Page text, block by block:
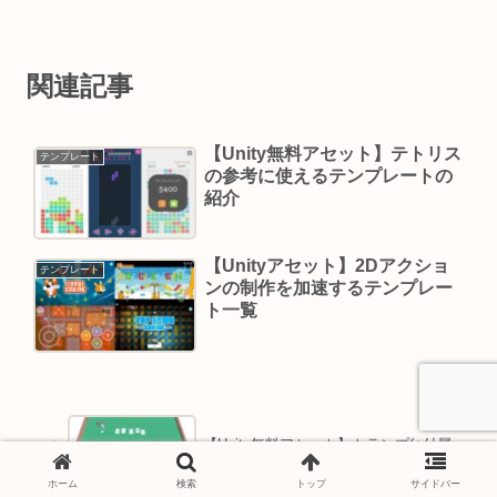
関連記事
テンプレート
【Unity無料アセット】テトリス
の参考に使えるテンプレートの
紹介
テンプレート
【Unityアセット】2Dアクショ
ンの制作を加速するテンプレー
ト一覧
【Unity無料アセット】トランプ(+付属
品)の3Dモデルの紹介
ホーム 検索 トップ サイドバー